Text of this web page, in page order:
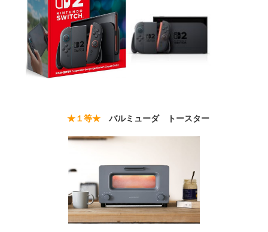
★１等★ バルミューダ トースター